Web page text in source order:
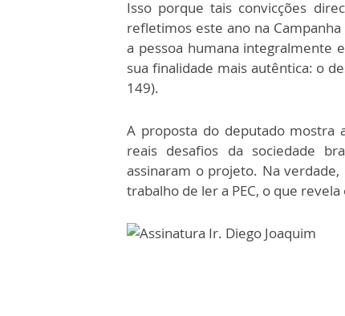
Isso porque tais convicções
refletimos este ano na
a pessoa humana integralmente
sua finalidade mais autêntica: o
149).
A proposta do deputado mostra
reais desafios da sociedade
assinaram o projeto. Na
trabalho de ler a PEC, o que